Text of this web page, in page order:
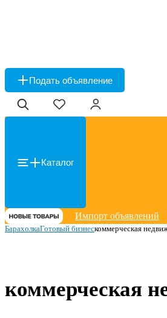
Подать объявление
Каталог
Импорт объявлений
БарахолкаГотовый бизнескоммерческая
коммерческая